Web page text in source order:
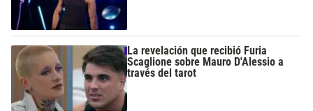
La revelación que recibió Furia
Scaglione sobre Mauro D'Alessio a
través del tarot